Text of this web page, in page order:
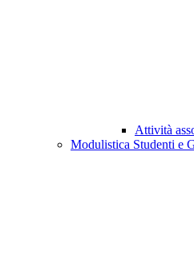
Attività
Modulistica Studenti e